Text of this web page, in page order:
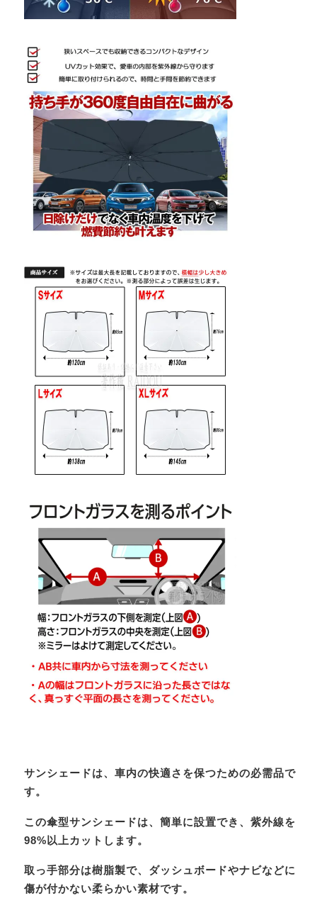
サンシェードは、車内の快適さを保つための必需品で
す。
この傘型サンシェードは、簡単に設置でき、紫外線を
98%以上カットします。
取っ手部分は樹脂製で、ダッシュボードやナビなどに
傷が付かない柔らかい素材です。